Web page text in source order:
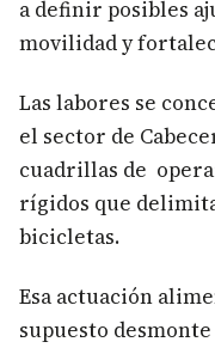
a definir posibles
movilidad y
Las labores se
el sector de
cuadrillas de
rígidos que
bicicletas.
Esa actuación
supuesto